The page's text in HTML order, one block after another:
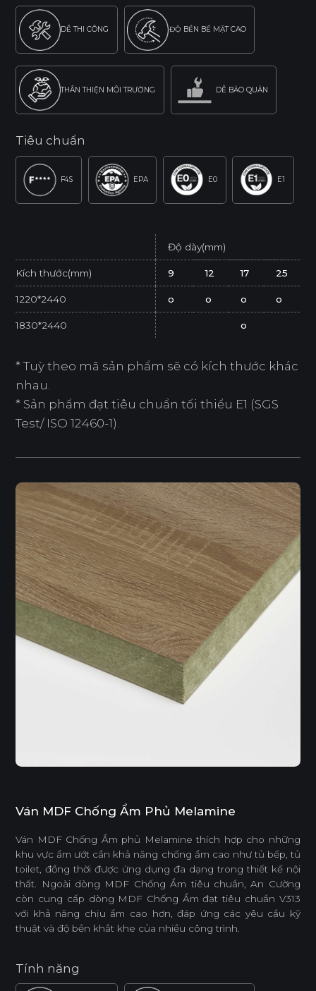
DỄ THI CÔNG ĐỘ BỀN BỀ MẶT CAO
THÂN THIỆN MÔI TRƯỜNG DỄ BẢO QUẢN
Tiêu chuẩn
F4S EPA E0 E1
Độ dày(mm)
Kích thước(mm) 9 12 17 25
1220*2440 o o o o
1830*2440 o
* Tuỳ theo mã sản phẩm sẽ có kích thước khác
nhau.
* Sản phẩm đạt tiêu chuẩn tối thiểu E1 (SGS
Test/ ISO 12460-1).
Ván MDF Chống Ẩm Phủ Melamine
Ván MDF Chống Ẩm phủ Melamine thích hợp cho những
khu vực ẩm ướt cần khả năng chống ẩm cao như tủ bếp, tủ
toilet, đồng thời được ứng dụng đa dạng trong thiết kế nội
thất. Ngoài dòng MDF Chống Ẩm tiêu chuẩn, An Cường
còn cung cấp dòng MDF Chống Ẩm đạt tiêu chuẩn V313
với khả năng chịu ẩm cao hơn, đáp ứng các yêu cầu kỹ
thuật và độ bền khắt khe của nhiều công trình.
Tính năng